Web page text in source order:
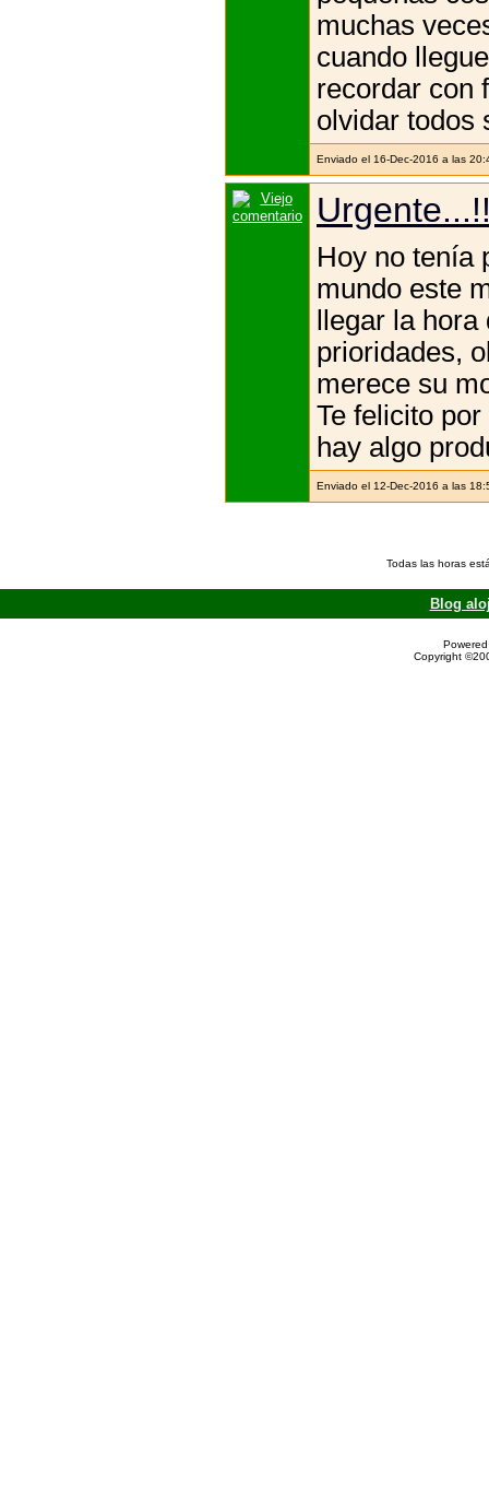
muchas
cuando
recordar con
olvidar todos
Enviado el 16-Dec-2016 a las
Hoy no tenía
mundo este
llegar la
prioridades,
merece su
Te felicito
hay algo
Enviado el 12-Dec-2016 a las
Todas las horas
Blog
Copyright